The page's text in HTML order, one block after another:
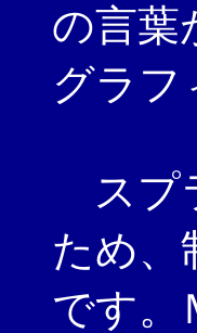
の言葉
グラフ
スプ
ため、
です。